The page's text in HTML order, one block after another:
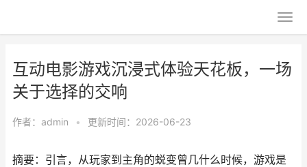
互动电影游戏沉浸式体验天花板，一场
关于选择的交响
作者： admin • 更新时间：2026-06-23
摘要：引言，从玩家到主角的蜕变曾几什么时候，游戏是